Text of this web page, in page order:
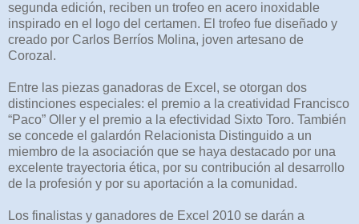
segunda edición, reciben un trofeo en acero inoxidable
inspirado en el logo del certamen. El trofeo fue diseñado y
creado por Carlos Berríos Molina, joven artesano de
Corozal.
Entre las piezas ganadoras de Excel, se otorgan dos
distinciones especiales: el premio a la creatividad Francisco
“Paco” Oller y el premio a la efectividad Sixto Toro. También
se concede el galardón Relacionista Distinguido a un
miembro de la asociación que se haya destacado por una
excelente trayectoria ética, por su contribución al desarrollo
de la profesión y por su aportación a la comunidad.
Los finalistas y ganadores de Excel 2010 se darán a